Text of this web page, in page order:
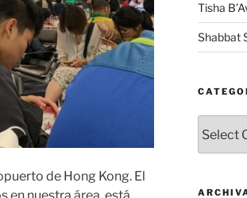
de Hong Kong. El
Tisha
Shabbat